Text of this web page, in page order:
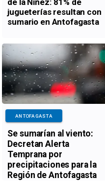
de la Niñez: 81% de
jugueterías resultan con
sumario en Antofagasta
Se sumarían al viento:
Decretan Alerta
Temprana por
precipitaciones para la
Región de Antofagasta
ANTOFAGASTA